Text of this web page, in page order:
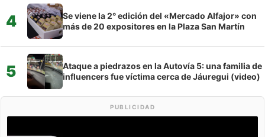
4
Se viene la 2° edición del «Mercado Alfajor» con
más de 20 expositores en la Plaza San Martín
5
Ataque a piedrazos en la Autovía 5: una familia de
influencers fue víctima cerca de Jáuregui (video)
PUBLICIDAD